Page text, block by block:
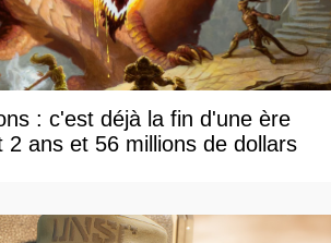
: c'est déjà la fin d'une ère
2 ans et 56 millions de dollars